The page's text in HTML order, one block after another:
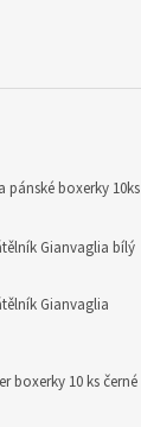
pánské boxerky 10ks
Gianvaglia bílý
Gianvaglia
boxerky 10 ks černé